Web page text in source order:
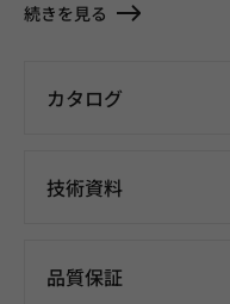
続きを見る
カタログ
技術資料
品質保証